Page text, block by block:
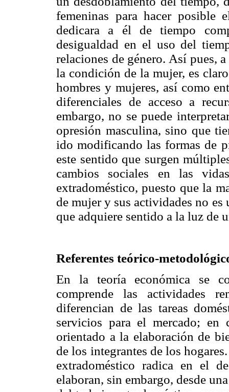
femeninas para hacer posible
dedicara a él de tiempo
desigualdad en el uso del
relaciones de género. Así pues,
la condición de la mujer, es
hombres y mujeres, así como
diferenciales de acceso a
embargo, no se puede
opresión masculina, sino que
ido modificando las formas de
este sentido que surgen
cambios sociales en las
extradoméstico, puesto que la
de mujer y sus actividades no
que adquiere sentido a la luz de
Referentes teórico-
En la teoría económica se
comprende las actividades
diferencian de las tareas
servicios para el mercado; en
orientado a la elaboración de
de los integrantes de los
extradoméstico radica en el
elaboran, sin embargo, desde